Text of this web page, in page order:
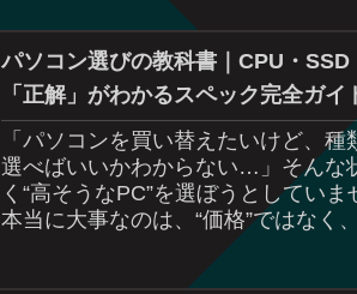
パソコン選びの教科書｜CPU・
「正解」がわかるスペック完全ガイ
「パソコンを買い替えたいけど、種
選べばいいかわからない…」そんな
く“高そうなPC”を選ぼうとしてい
本当に大事なのは、“価格”ではなく
合っているか。まさPCは、“用途に